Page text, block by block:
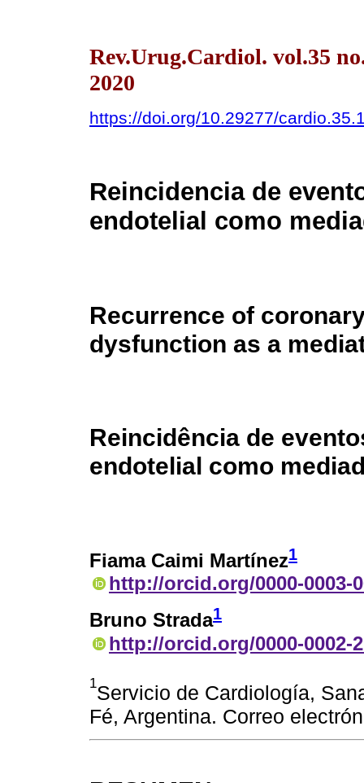
Rev.Urug.Cardiol. vol.35
2020
https://doi.org/10.29277/
Reincidencia de
endotelial como
Recurrence of
dysfunction as a
Reincidência de
endotelial como
Fiama Caimi Martínez1
http://orcid.org/0000-0003-
Bruno Strada1
http://orcid.org/0000-0002-
1Servicio de Cardiología,
Fé, Argentina. Correo